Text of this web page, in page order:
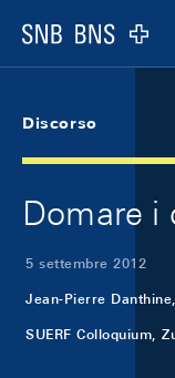
Logo
Discorso
Domare i
5 settembre 2012
Jean-Pierre Danthine,
SUERF Colloquium,